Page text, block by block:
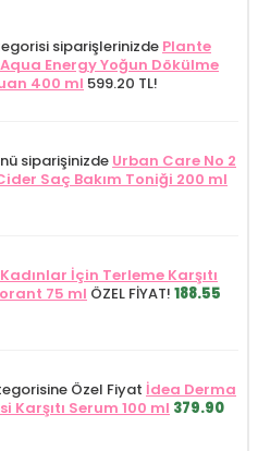
siparişlerinizde Plante
Energy Yoğun Dökülme
400 ml 599.20 TL!
siparişinizde Urban Care No 2
Saç Bakım Toniği 200 ml
İçin Terleme Karşıtı
75 ml ÖZEL FİYAT! 188.55
Özel Fiyat İdea Derma
Karşıtı Serum 100 ml 379.90